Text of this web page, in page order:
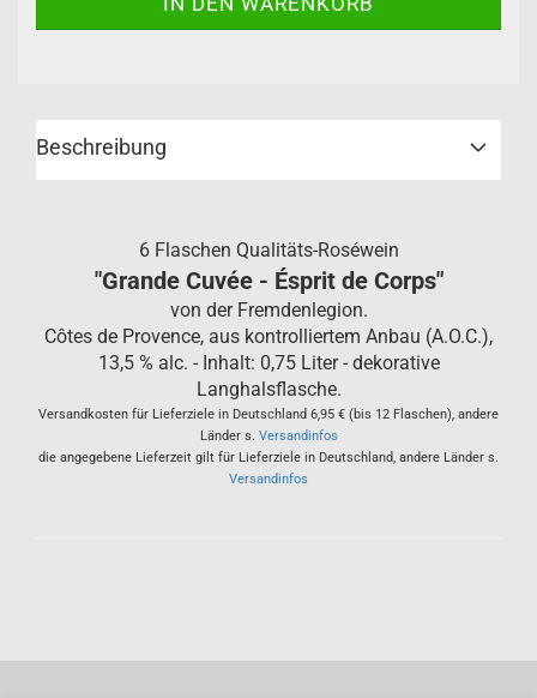
Beschreibung
6 Flaschen Qualitäts-Roséwein
"Grande Cuvée - Ésprit de Corps"
von der Fremdenlegion.
Côtes de Provence, aus kontrolliertem Anbau (A.O.C.),
13,5 % alc. - Inhalt: 0,75 Liter - dekorative
Langhalsflasche.
Versandkosten für Lieferziele in Deutschland 6,95 € (bis 12 Flaschen), andere
Länder s. Versandinfos
die angegebene Lieferzeit gilt für Lieferziele in Deutschland, andere Länder s.
Versandinfos